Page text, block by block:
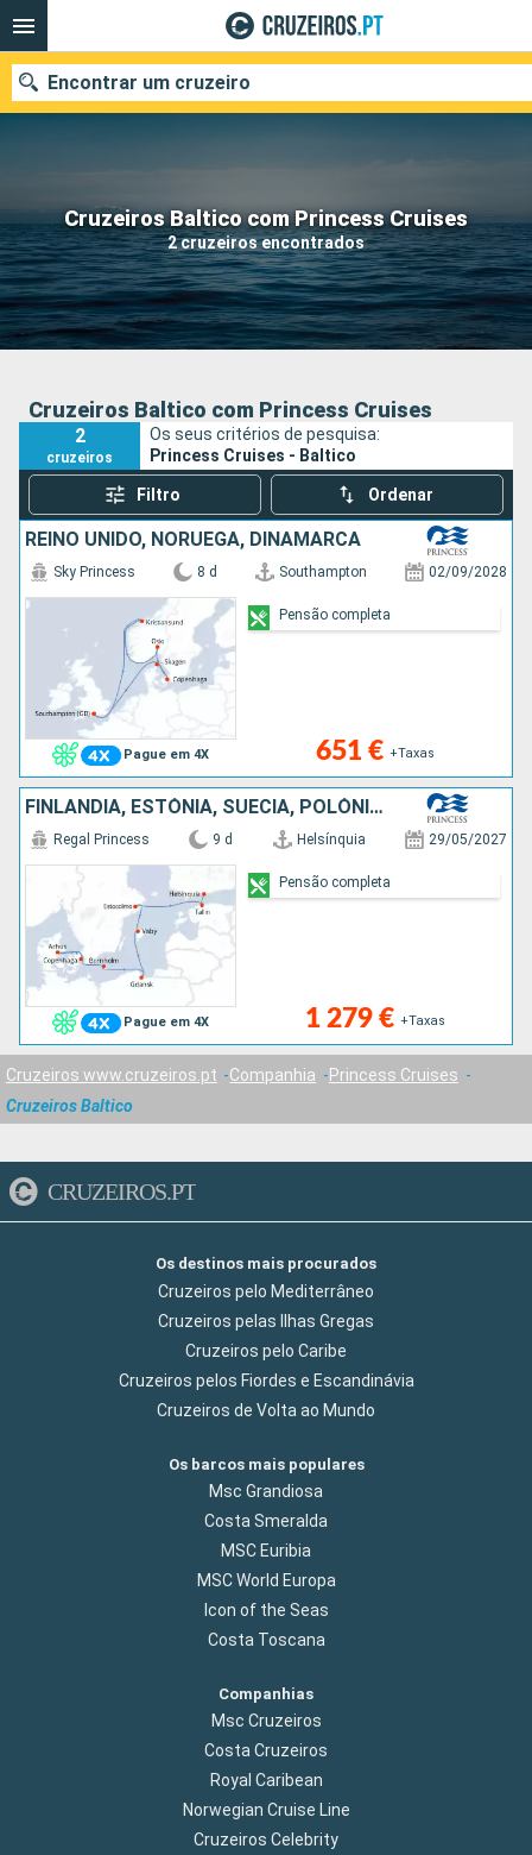
Cruzeiros Baltico com Princess Cruises
2 cruzeiros encontrados
Encontrar um cruzeiro
Quando ir?
Data de partida
Portos Companhias
Cruzeiros Baltico com Princess Cruises
2
cruzeiros
Os seus critérios de pesquisa:
Princess Cruises - Baltico
Filtro Ordenar
REINO UNIDO, NORUEGA, DINAMARCA
Pague em 4X
Sky Princess 8 d Southampton 02/09/2028
651 € +Taxas
Pensão completa
FINLÂNDIA, ESTÓNIA, SUÉCIA, POLÓNIA, DINAMARCA
Pague em 4X
Regal Princess 9 d Helsínquia 29/05/2027
1 279 € +Taxas
Pensão completa
Cruzeiros www.cruzeiros.pt Companhia
Princess Cruises
Cruzeiros Baltico
CRUZEIROS.PT
Os destinos mais procurados
Cruzeiros pelo Mediterrâneo
Cruzeiros pelas Ilhas Gregas
Cruzeiros pelo Caribe
Cruzeiros pelos Fiordes e Escandinávia
Cruzeiros de Volta ao Mundo
Os barcos mais populares
Msc Grandiosa
Costa Smeralda
MSC Euribia
MSC World Europa
Icon of the Seas
Costa Toscana
Companhias
Msc Cruzeiros
Costa Cruzeiros
Royal Caribean
Norwegian Cruise Line
Cruzeiros Celebrity